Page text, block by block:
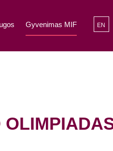
Gyvenimas MIF EN